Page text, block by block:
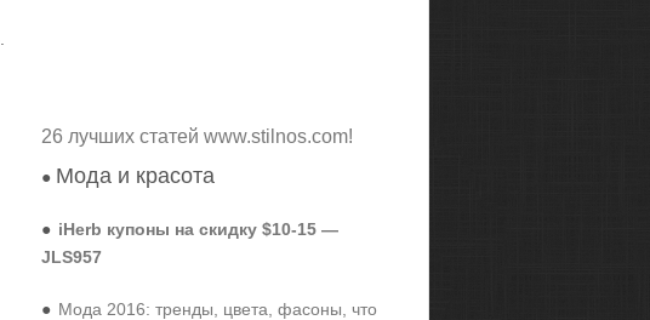
26 лучших статей www.stilnos.com!
● Мода и красота
● iHerb купоны на скидку $10-15 —
JLS957
● Мода 2016: тренды, цвета, фасоны, что